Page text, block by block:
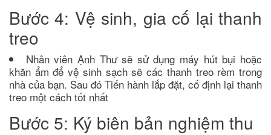
Bước 4: Vệ sinh, gia cố lại thanh
treo
Nhân viên Ạnh Thư sẽ sử dụng máy hút bụi hoặc
khăn ẩm để vệ sinh sạch sẽ các thanh treo rèm trong
nhà của bạn. Sau đó Tiến hành lắp đặt, cố định lại thanh
treo một cách tốt nhất
Bước 5: Ký biên bản nghiệm thu